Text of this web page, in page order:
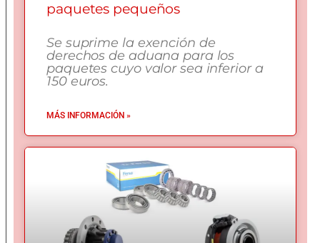
paquetes pequeños
Se suprime la exención de
derechos de aduana para los
paquetes cuyo valor sea inferior a
150 euros.
MÁS INFORMACIÓN »